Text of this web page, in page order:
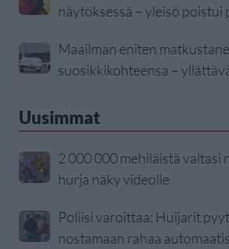
näytöksessä – yleisö poistui
Maailman eniten
suosikkikohteensa –
Uusimmat
2 000 000 mehiläistä valtasi
hurja näky videolle
Poliisi varoittaa: Huijarit
nostamaan rahaa